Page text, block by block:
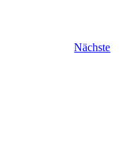
Nächste